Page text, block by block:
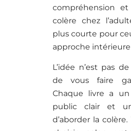
compréhension
colère chez
plus courte pour
approche
L’idée n’est pas
de vous faire
Chaque livre a
public clair et
d’aborder la